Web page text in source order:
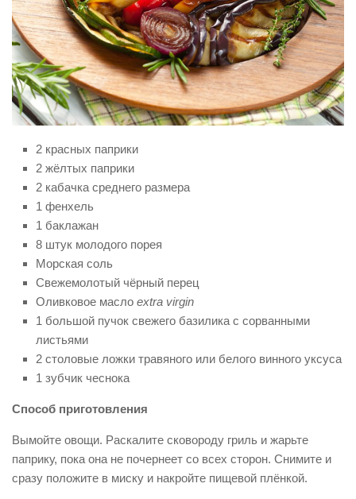
2 красных паприки
2 жёлтых паприки
2 кабачка среднего размера
1 фенхель
1 баклажан
8 штук молодого порея
Морская соль
Свежемолотый чёрный перец
Оливковое масло extra virgin
1 большой пучок свежего базилика с сорванными
листьями
2 столовые ложки травяного или белого винного уксуса
1 зубчик чеснока
Способ приготовления
Вымойте овощи. Раскалите сковороду гриль и жарьте
паприку, пока она не почернеет со всех сторон. Снимите и
сразу положите в миску и накройте пищевой плёнкой.